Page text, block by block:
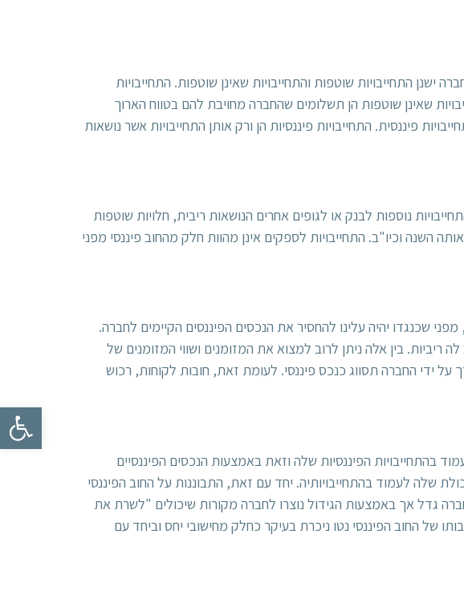
התחייבויות שוטפות והתחייבויות שאינן שוטפות. התחייבויות
שאינן שוטפות הן תשלומים שהחברה מחויבת להם בטווח הארוך
פיננסית. התחייבויות פיננסיות הן ורק אותן התחייבויות אשר נושאות
נוספות לבנק או לגופים אחרים הנושאות ריבית, חלויות שוטפות
השנה וכיו"ב. התחייבויות לספקים אינן מהוות חלק מהחוב פיננסי מפני
שכנגדו יהיה עלינו להחסיר את הנכסים הפיננסים הקיימים לחברה.
בין אלה ניתן לרוב למצוא את המזומנים ושווי המזומנים של
ידי החברה תסווג כנכס פיננסי. לעומת זאת, חובות לקוחות, רכוש
בהתחייבויות הפיננסיות שלה וזאת באמצעות הנכסים הפיננסיים
שלה לעמוד בהתחייבויותיה. יחד עם זאת, התבוננות על החוב הפיננסי
גדל אך באמצעות הגידול נוצרו לחברה מקורות שיכולים "לשרת את
של החוב הפיננסי נטו ניכרת בעיקר כחלק מחישובי יחס וביחד עם